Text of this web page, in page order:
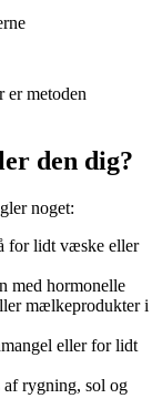
er metoden
den dig?
noget:
for lidt væske eller
med hormonelle
mælkeprodukter i
eller for lidt
rygning, sol og